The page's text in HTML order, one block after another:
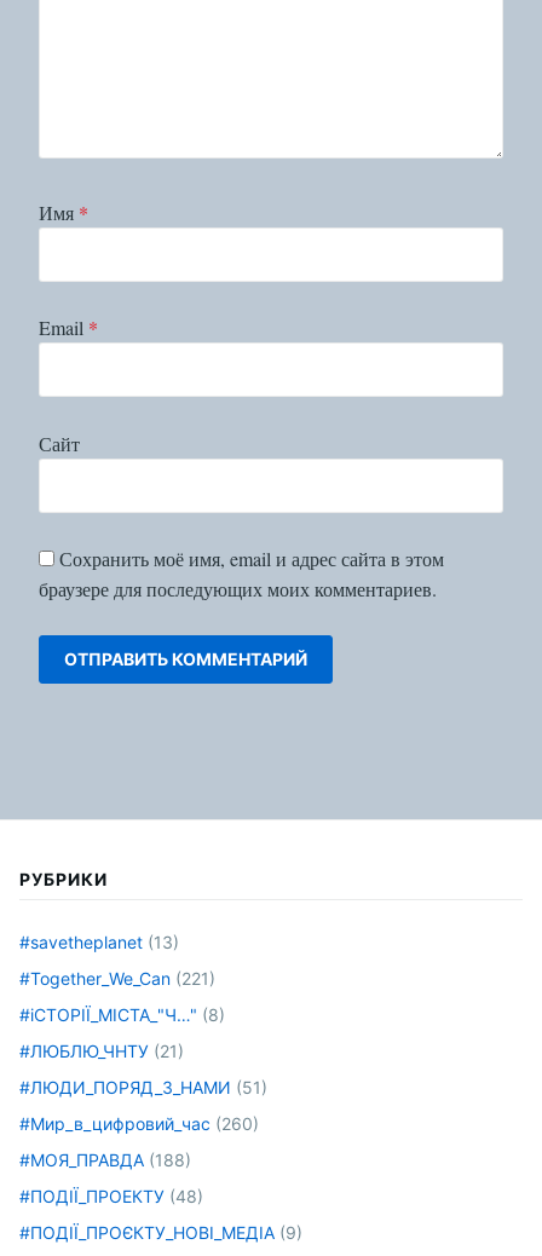
Имя *
Email *
Сайт
Сохранить моё имя, email и адрес сайта в этом
браузере для последующих моих комментариев.
РУБРИКИ
#savetheplanet (13)
#Together_We_Can (221)
#іСТОРІЇ_МІСТА_"Ч…" (8)
#ЛЮБЛЮ_ЧНТУ (21)
#ЛЮДИ_ПОРЯД_З_НАМИ (51)
#Мир_в_цифровий_час (260)
#МОЯ_ПРАВДА (188)
#ПОДІЇ_ПРОЕКТУ (48)
#ПОДІЇ_ПРОЄКТУ_НОВІ_МЕДІА (9)